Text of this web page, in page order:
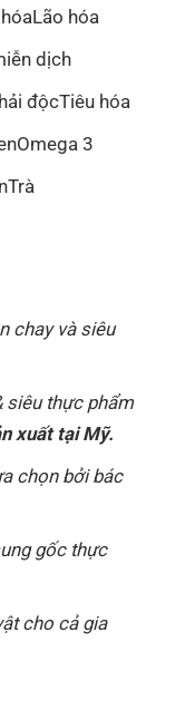
Lão hóa
dịch
độcTiêu hóa
Omega 3
Trà
chay và siêu
siêu thực phẩm
xuất tại Mỹ.
chọn bởi bác
gốc thực
cho cả gia